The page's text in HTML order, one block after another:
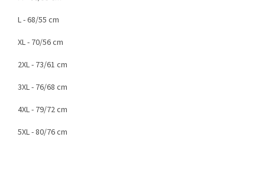
L - 68/55 cm
XL - 70/56 cm
2XL - 73/61 cm
3XL - 76/68 cm
4XL - 79/72 cm
5XL - 80/76 cm